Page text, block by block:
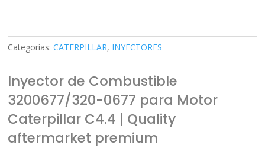
Categorías:CATERPILLAR, INYECTORES
Inyector de Combustible
3200677/320-0677 para Motor
Caterpillar C4.4 | Quality
aftermarket premium